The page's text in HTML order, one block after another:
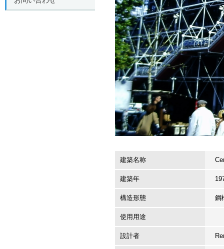
建築名称
建築年
構造形態 鋼
使用用途
設計者